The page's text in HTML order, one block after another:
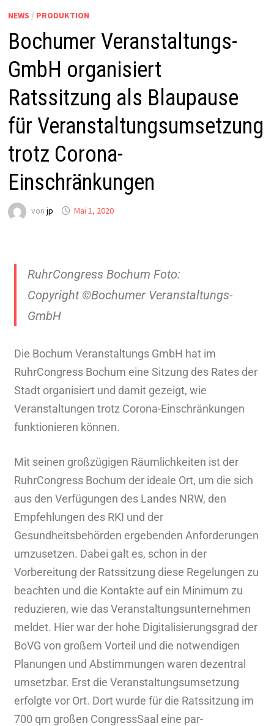
NEWS / PRODUKTION
Bochumer Veranstaltungs-
GmbH organisiert
Ratssitzung als Blaupause
für Veranstaltungsumsetzung
trotz Corona-
Einschränkungen
vonjp Mai 1, 2020
RuhrCongress Bochum Foto:
Copyright ©Bochumer Veranstaltungs-
GmbH
Die Bochum Veranstaltungs GmbH hat im
RuhrCongress Bochum eine Sitzung des Rates der
Stadt organisiert und damit gezeigt, wie
Veranstaltungen trotz Corona-Einschränkungen
funktionieren können.
Mit seinen großzügigen Räumlichkeiten ist der
RuhrCongress Bochum der ideale Ort, um die sich
aus den Verfügungen des Landes NRW, den
Empfehlungen des RKI und der
Gesundheitsbehörden ergebenden Anforderungen
umzusetzen. Dabei galt es, schon in der
Vorbereitung der Ratssitzung diese Regelungen zu
beachten und die Kontakte auf ein Minimum zu
reduzieren, wie das Veranstaltungsunternehmen
meldet. Hier war der hohe Digitalisierungsgrad der
BoVG von großem Vorteil und die notwendigen
Planungen und Abstimmungen waren dezentral
umsetzbar. Erst die Veranstaltungsumsetzung
erfolgte vor Ort. Dort wurde für die Ratssitzung im
700 qm großen CongressSaal eine par-